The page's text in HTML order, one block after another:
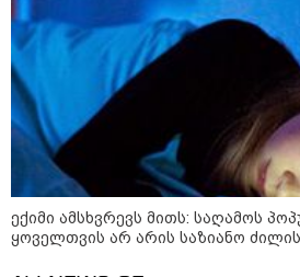
მეცნიერება
ექიმი ამსხვრევს მითს: საღამოს
ყოველთვის არ არის საზიანო